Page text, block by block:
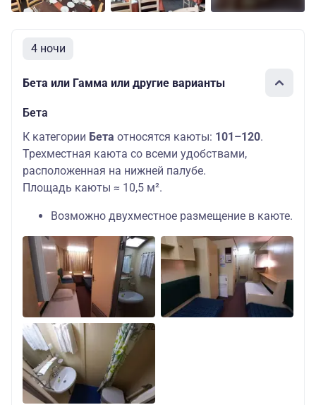
4 ночи
Бета или Гамма или другие варианты
Бета
К категории Бета относятся каюты: 101–120.
Трехместная каюта со всеми удобствами,
расположенная на нижней палубе.
Площадь каюты ≈ 10,5 м².
Возможно двухместное размещение в каюте.